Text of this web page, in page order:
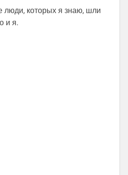
которых я знаю, шли
и я.